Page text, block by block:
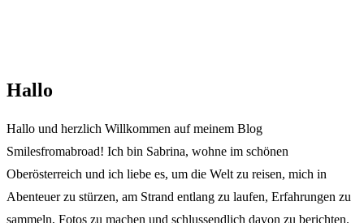
Hallo
Hallo und herzlich Willkommen auf meinem Blog
Smilesfromabroad! Ich bin Sabrina, wohne im schönen
Oberösterreich und ich liebe es, um die Welt zu reisen, mich in
Abenteuer zu stürzen, am Strand entlang zu laufen, Erfahrungen zu
sammeln, Fotos zu machen und schlussendlich davon zu berichten.